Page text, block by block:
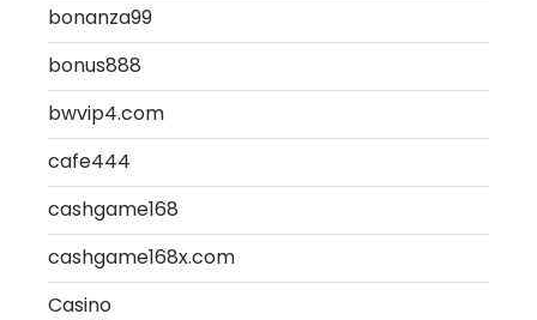
bonanza99
bonus888
bwvip4.com
cafe444
cashgame168
cashgame168x.com
Casino